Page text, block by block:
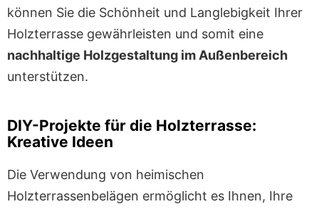
können Sie die Schönheit und Langlebigkeit Ihrer
Holzterrasse gewährleisten und somit eine
nachhaltige Holzgestaltung im Außenbereich
unterstützen.
DIY-Projekte für die Holzterrasse:
Kreative Ideen
Die Verwendung von heimischen
Holzterrassenbelägen ermöglicht es Ihnen, Ihre